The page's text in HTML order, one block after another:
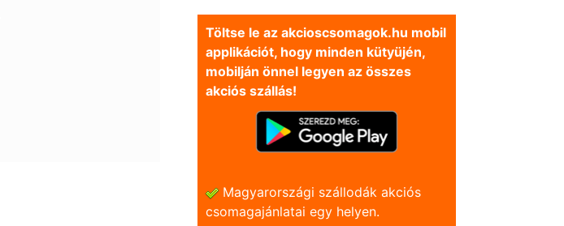
Töltse le az akcioscsomagok.hu mobil
applikációt, hogy minden kütyüjén,
mobilján önnel legyen az összes
akciós szállás!
Magyarországi szállodák akciós
csomagajánlatai egy helyen.